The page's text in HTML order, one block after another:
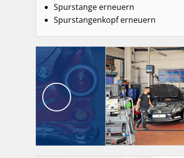
Spurstange erneuern
Spurstangenkopf erneuern